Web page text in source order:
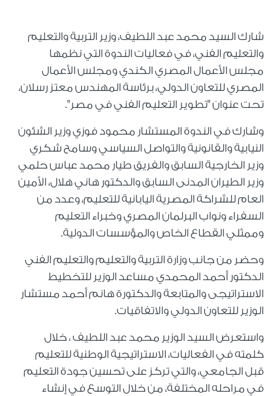
شارك السيد محمد عبد اللطيف، وزير التربية والتعليم
والتعليم الفني، في فعاليات الندوة التي نظمها
مجلس الأعمال المصري الكندي ومجلس الأعمال
المصري للتعاون الدولي، برئاسة المهندس معتز رسلان،
تحت عنوان "تطوير التعليم الفني في مصر".
وشارك في الندوة المستشار محمود فوزي وزير الشئون
النيابية والقانونية والتواصل السياسي وسامح شكري
وزير الخارجية السابق والفريق طيار محمد عباس حلمي
وزير الطيران المدنى السابق والدكتور هاني هلال، الأمين
العام للشراكة المصرية اليابانية للتعليم، وعدد من
السفراء ونواب البرلمان المصري وخبراء التعليم
وممثلي القطاع الخاص والمؤسسات الدولية.
وحضر من جانب وزارة التربية والتعليم والتعليم الفني
الدكتور أحمد المحمدي مساعد الوزير للتخطيط
الاستراتيجى والمتابعة والدكتورة هانم أحمد مستشار
الوزير للتعاون الدولي والاتفاقيات.
واستعرض السيد الوزير محمد عبد اللطيف ، خلال
كلمته في الفعاليات، الاستراتيجية الوطنية للتعليم
قبل الجامعي، والتي تركز على تحسين جودة التعليم
في مراحله المختلفة، من خلال التوسع في إنشاء